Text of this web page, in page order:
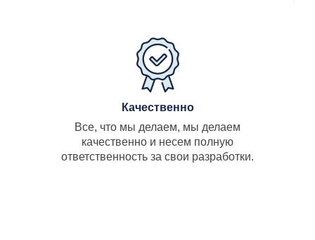
Качественно
Все, что мы делаем, мы делаем
качественно и несем полную
ответственность за свои разработки.